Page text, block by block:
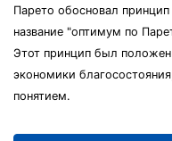
Парето обосновал
название "оптимум по
Этот принцип был
экономики
понятием.